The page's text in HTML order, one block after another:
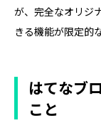
が、完全なオリジ
きる機能が限定的
はてなブ
こと